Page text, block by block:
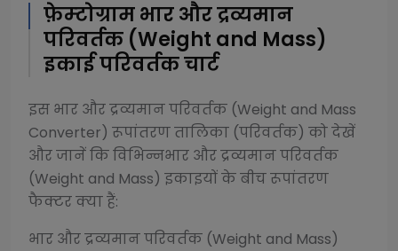
फ़ेम्टोग्रामभार और द्रव्यमान
परिवर्तक (Weight and Mass)
इकाई परिवर्तक चार्ट
इस भार और द्रव्यमान परिवर्तक (Weight and Mass
Converter) रूपांतरण तालिका (परिवर्तक) को देखें
और जानें कि विभिन्नभार और द्रव्यमान परिवर्तक
(Weight and Mass) इकाइयों के बीच रूपांतरण
फैक्टर क्या हैं:
भार और द्रव्यमान परिवर्तक (Weight and Mass)